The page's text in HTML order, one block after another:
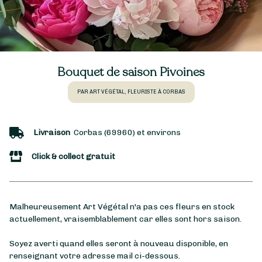
Bouquet de saison Pivoines
PAR ART VÉGÉTAL, FLEURISTE À CORBAS
Livraison Corbas (69960) et environs
Click & collect gratuit
Malheureusement Art Végétal n'a pas ces fleurs en stock
actuellement, vraisemblablement car elles sont hors saison.
Soyez averti quand elles seront à nouveau disponible, en
renseignant votre adresse mail ci-dessous.